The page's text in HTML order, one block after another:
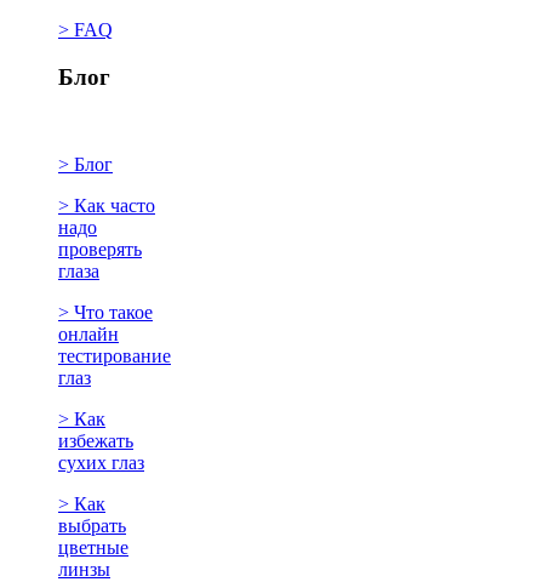
> FAQ
Блог
> Блог
> Как часто
надо
проверять
глаза
> Что такое
онлайн
тестирование
глаз
> Как
избежать
сухих глаз
> Как
выбрать
цветные
линзы